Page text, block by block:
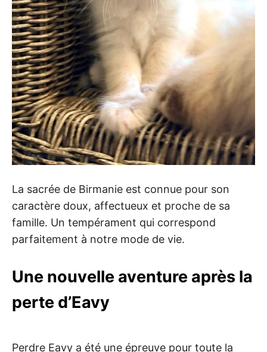
La sacrée de Birmanie est connue pour son
caractère doux, affectueux et proche de sa
famille. Un tempérament qui correspond
parfaitement à notre mode de vie.
Une nouvelle aventure après la
perte d’Eavy
Perdre Eavy a été une épreuve pour toute la